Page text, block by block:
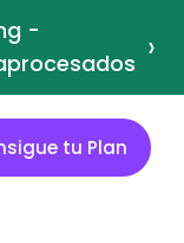
-
›
tu Plan